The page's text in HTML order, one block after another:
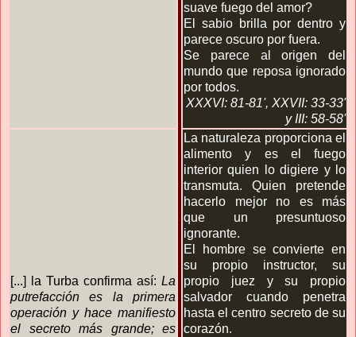
suave fuego del amor?
El sabio brilla por dentro y
parece oscuro por fuera.
Se parece al origen del
mundo que reposa ignorado
por todos.
XXXVI: 81-81', XXVII: 33-33'
y III: 58-58'
[...] la Turba confirma así: La
putrefacción es la primera
operación y hace manifiesto
el secreto más grande; es
La naturaleza proporciona el
alimento y es el fuego
interior quien lo digiere y lo
transmuta. Quien pretende
hacerlo mejor no es más
que un presuntuoso
ignorante.
El hombre se convierte en
su propio instructor, su
propio juez y su propio
salvador cuando penetra
hasta el centro secreto de su
corazón.